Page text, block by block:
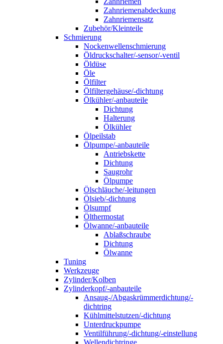
Zahnriemenabdeckung
Zahnriemensatz
Zubehör/Kleinteile
Schmierung
Nockenwellenschmierung
Öldruckschalter/-sensor/-ventil
Öldüse
Öle
Ölfilter
Ölfiltergehäuse/-dichtung
Ölkühler/-anbauteile
Dichtung
Halterung
Ölkühler
Ölpeilstab
Ölpumpe/-anbauteile
Antriebskette
Dichtung
Saugrohr
Ölpumpe
Ölschläuche/-leitungen
Ölsieb/-dichtung
Ölsumpf
Ölthermostat
Ölwanne/-anbauteile
Ablaßschraube
Dichtung
Ölwanne
Tuning
Werkzeuge
Zylinder/Kolben
Zylinderkopf/-anbauteile
Ansaug-/Abgaskrümmerdichtung/-
dichtring
Kühlmittelstutzen/-dichtung
Unterdruckpumpe
Ventilführung/-dichtung/-einstellung
Wellendichtringe